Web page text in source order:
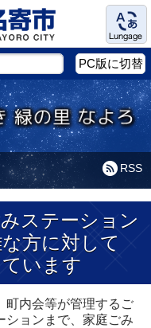
Language
PC版に切替
RSS
ステーション
方に対して
います
町内会等が管理するご
ションまで、家庭ごみ